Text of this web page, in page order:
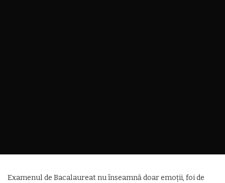
Examenul de Bacalaureat nu înseamnă doar emoții, foi de